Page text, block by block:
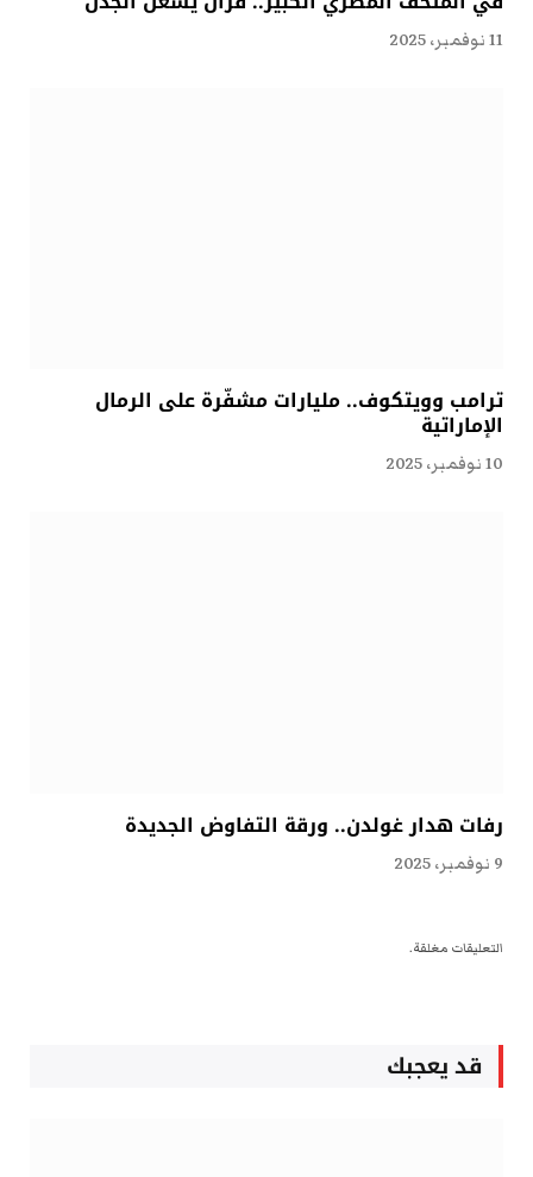
11 نوفمبر، 2025
ترامب وويتكوف.. مليارات مشفّرة على الرمال
الإماراتية
10 نوفمبر، 2025
رفات هدار غولدن.. ورقة التفاوض الجديدة
9 نوفمبر، 2025
التعليقات مغلقة.
قد يعجبك